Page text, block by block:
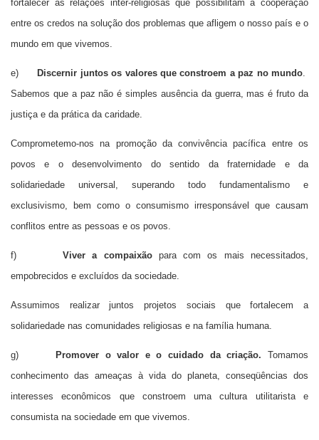
fortalecer as relações inter-religiosas que possibilitam a cooperação
entre os credos na solução dos problemas que afligem o nosso país e o
mundo em que vivemos.
e) Discernir juntos os valores que constroem a paz no mundo.
Sabemos que a paz não é simples ausência da guerra, mas é fruto da
justiça e da prática da caridade.
Comprometemo-nos na promoção da convivência pacífica entre os
povos e o desenvolvimento do sentido da fraternidade e da
solidariedade universal, superando todo fundamentalismo e
exclusivismo, bem como o consumismo irresponsável que causam
conflitos entre as pessoas e os povos.
f) Viver a compaixãopara com os mais necessitados,
empobrecidos e excluídos da sociedade.
Assumimos realizar juntos projetos sociais que fortalecem a
solidariedade nas comunidades religiosas e na família humana.
g) Promover o valor e o cuidado da criação. Tomamos
conhecimento das ameaças à vida do planeta, conseqüências dos
interesses econômicos que constroem uma cultura utilitarista e
consumista na sociedade em que vivemos.